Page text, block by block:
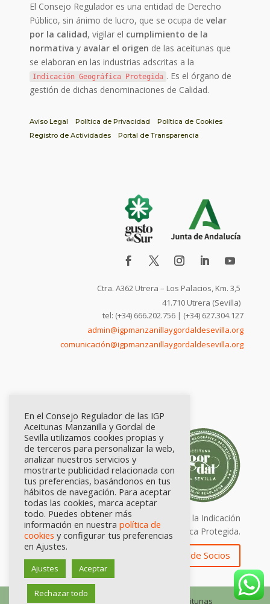
El Consejo Regulador es una entidad de Derecho
Público, sin ánimo de lucro, que se ocupa develar
por la calidad, vigilar el cumplimiento de la
normativa y avalar el origen de las aceitunas que
se elaboran en las industrias adscritas a la
Indicación Geográfica Protegida . Es el órgano de
gestión de dichas denominaciones de Calidad.
Aviso Legal Política de Privacidad
Política de Cookies
Registro de Actividades
Portal de Transparencia
Ctra. A362 Utrera – Los Palacios, Km. 3,5
41.710 Utrera (Sevilla)
tel: (+34) 666.202.756 | (+34) 627.304.127
admin@igpmanzanillaygordaldesevilla.org
comunicación@igpmanzanillaygordaldesevilla.org
Calidad certificada por Origen. Sellos de la Indicación
Geográfica Protegida.
Zona de Socios
© Consejo Regulador de las IGP Aceitunas
En el Consejo Regulador de las IGP
Aceitunas Manzanilla y Gordal de
Sevilla utilizamos cookies propias y
de terceros para personalizar la web,
analizar nuestros servicios y
mostrarte publicidad relacionada con
tus preferencias, basándonos en tus
hábitos de navegación. Para aceptar
todas las cookies, marca aceptar
todo. Puedes obtener más
información en nuestra política de
cookies y configurar tus preferencias
en Ajustes.
Ajustes Aceptar
Rechazar todo